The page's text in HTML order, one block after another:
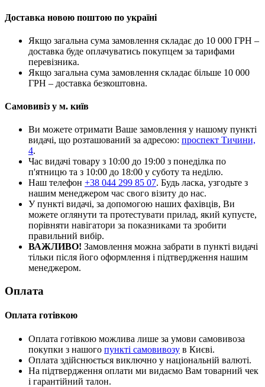
Доставка новою поштою по україні
Якщо загальна сума замовлення складає до 10 000 ГРН –
доставка буде оплачуватись покупцем за тарифами
перевізника.
Якщо загальна сума замовлення складає більше 10 000
ГРН – доставка безкоштовна.
Самовивіз у м. київ
Ви можете отримати Ваше замовлення у нашому пункті
видачі, що розташований за адресою: проспект Тичини,
4.
Час видачі товару з 10:00 до 19:00 з понеділка по
п'ятницю та з 10:00 до 18:00 у суботу та неділю.
Наш телефон +38 044 299 85 07. Будь ласка, узгодьте з
нашим менеджером час свого візиту до нас.
У пункті видачі, за допомогою наших фахівців, Ви
можете оглянути та протестувати прилад, який купуєте,
порівняти навігатори за показниками та зробити
правильний вибір.
ВАЖЛИВО! Замовлення можна забрати в пункті видачі
тільки після його оформлення і підтвердження нашим
менеджером.
Оплата
Оплата готівкою
Оплата готівкою можлива лише за умови самовивоза
покупки з нашого пункті самовивозу в Києві.
Оплата здійснюється виключно у національній валюті.
На підтвердження оплати ми видаємо Вам товарний чек
і гарантійний талон.